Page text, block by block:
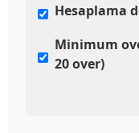
Hesaplama
Minimum
20 over)